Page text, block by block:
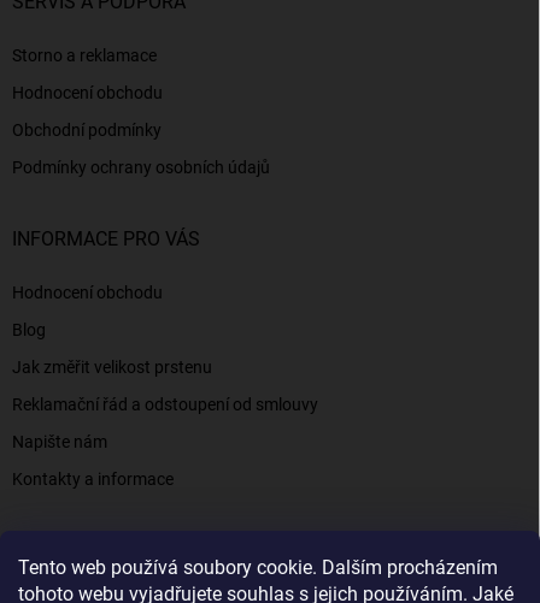
Tento web používá soubory cookie. Dalším procházením
tohoto webu vyjadřujete souhlas s jejich používáním. Jaké
Storno a reklamace
Hodnocení obchodu
Obchodní podmínky
Podmínky ochrany osobních údajů
INFORMACE PRO VÁS
Hodnocení obchodu
Blog
Jak změřit velikost prstenu
Reklamační řád a odstoupení od smlouvy
Napište nám
Kontakty a informace
Elenys.cz - šperky, kterým věříte už od roku 2016